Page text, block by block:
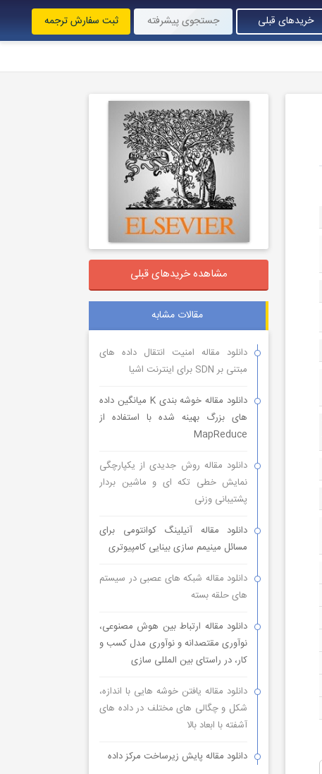
خریدهای قبلی جستجوی پیشرفته ثبت سفارش ترجمه
مشاهده خریدهای قبلی
مقالات مشابه
دانلود مقاله امنیت انتقال داده های
مبتنی بر SDN برای اینترنت اشیا
دانلود مقاله خوشه بندی K میانگین داده
های بزرگ بهینه شده با استفاده از
MapReduce
دانلود مقاله روش جدیدی از یکپارچگی
نمایش خطی تکه ای و ماشین بردار
پشتیبانی وزنی
دانلود مقاله آنیلینگ کوانتومی برای
مسائل مینیمم سازی بینایی کامپیوتری
دانلود مقاله شبکه های عصبی در سیستم
های حلقه بسته
دانلود مقاله ارتباط بین هوش مصنوعی،
نوآوری مقتصدانه و نوآوری مدل کسب و
کار، در راستای بین المللی سازی
دانلود مقاله یافتن خوشه هایی با اندازه،
شکل و چگالی های مختلف در داده های
آشفته با ابعاد بالا
دانلود مقاله پایش زیرساخت مرکز داده